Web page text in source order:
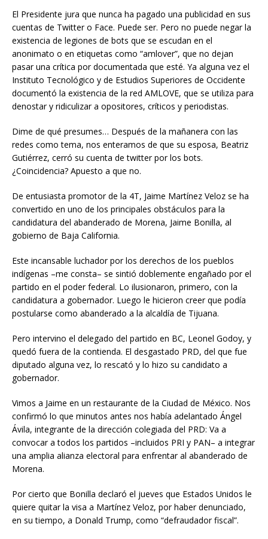
El Presidente jura que nunca ha pagado una publicidad en sus
cuentas de Twitter o Face. Puede ser. Pero no puede negar la
existencia de legiones de bots que se escudan en el
anonimato o en etiquetas como “amlover”, que no dejan
pasar una crítica por documentada que esté. Ya alguna vez el
Instituto Tecnológico y de Estudios Superiores de Occidente
documentó la existencia de la red AMLOVE, que se utiliza para
denostar y ridiculizar a opositores, críticos y periodistas.
Dime de qué presumes… Después de la mañanera con las
redes como tema, nos enteramos de que su esposa, Beatriz
Gutiérrez, cerró su cuenta de twitter por los bots.
¿Coincidencia? Apuesto a que no.
De entusiasta promotor de la 4T, Jaime Martínez Veloz se ha
convertido en uno de los principales obstáculos para la
candidatura del abanderado de Morena, Jaime Bonilla, al
gobierno de Baja California.
Este incansable luchador por los derechos de los pueblos
indígenas –me consta– se sintió doblemente engañado por el
partido en el poder federal. Lo ilusionaron, primero, con la
candidatura a gobernador. Luego le hicieron creer que podía
postularse como abanderado a la alcaldía de Tijuana.
Pero intervino el delegado del partido en BC, Leonel Godoy, y
quedó fuera de la contienda. El desgastado PRD, del que fue
diputado alguna vez, lo rescató y lo hizo su candidato a
gobernador.
Vimos a Jaime en un restaurante de la Ciudad de México. Nos
confirmó lo que minutos antes nos había adelantado Ángel
Ávila, integrante de la dirección colegiada del PRD: Va a
convocar a todos los partidos –incluidos PRI y PAN– a integrar
una amplia alianza electoral para enfrentar al abanderado de
Morena.
Por cierto que Bonilla declaró el jueves que Estados Unidos le
quiere quitar la visa a Martínez Veloz, por haber denunciado,
en su tiempo, a Donald Trump, como “defraudador fiscal”.